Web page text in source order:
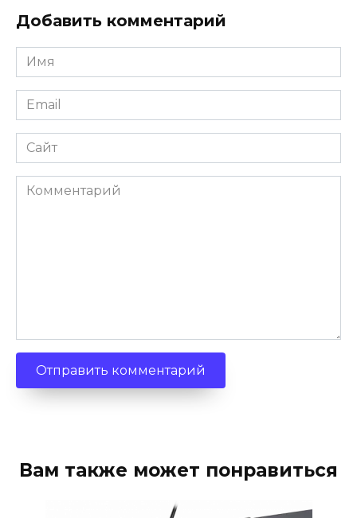
Добавить комментарий
Имя
Email
Сайт
Комментарий
Вам также может понравиться